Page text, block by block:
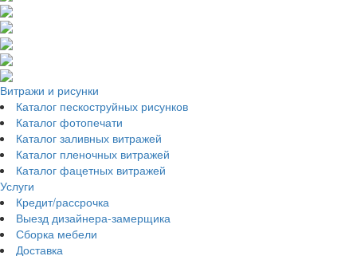
Витражи и рисунки
Каталог пескоструйных рисунков
Каталог фотопечати
Каталог заливных витражей
Каталог пленочных витражей
Каталог фацетных витражей
Услуги
Кредит/рассрочка
Выезд дизайнера-замерщика
Сборка мебели
Доставка